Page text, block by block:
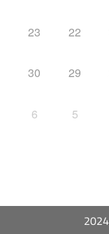
22
23
29
30
5
6